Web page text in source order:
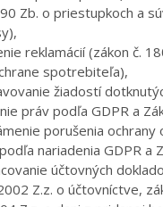
Zb. o priestupkoch a
reklamácií (zákon č.
spotrebiteľa),
žiadostí
práv podľa GDPR a
porušenia ochrany
nariadenia GDPR a
účtovných
Z.z. o účtovníctve,